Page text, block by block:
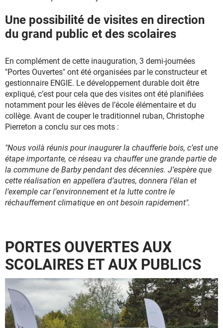
Une possibilité de visites en direction
du grand public et des scolaires
En complément de cette inauguration, 3 demi-journées
"Portes Ouvertes" ont été organisées par le constructeur et
gestionnaire ENGIE. Le développement durable doit être
expliqué, c’est pour cela que des visites ont été planifiées
notamment pour les élèves de l’école élémentaire et du
collège. Avant de couper le traditionnel ruban, Christophe
Pierreton a conclu sur ces mots :
"Nous voilà réunis pour inaugurer la chaufferie bois, c’est une
étape importante, ce réseau va chauffer une grande partie de
la commune de Barby pendant des décennies. J’espère que
cette réalisation en appellera d’autres, donnera l’élan et
l’exemple car l’environnement et la lutte contre le
réchauffement climatique en ont besoin rapidement".
PORTES OUVERTES AUX
SCOLAIRES ET AUX PUBLICS